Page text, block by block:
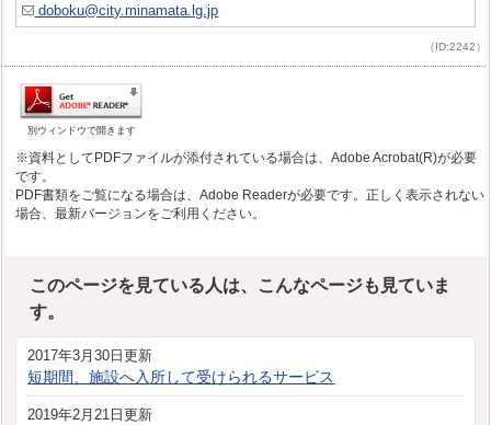
doboku@city.minamata.lg.jp
（ID:2242）
別ウィンドウで開きます
※資料としてPDFファイルが添付されている場合は、Adobe Acrobat(R)が必要
です。
PDF書類をご覧になる場合は、Adobe Readerが必要です。正しく表示されない
場合、最新バージョンをご利用ください。
このページを見ている人は、こんなページも見ていま
す。
2017年3月30日更新
短期間、施設へ入所して受けられるサービス
2019年2月21日更新